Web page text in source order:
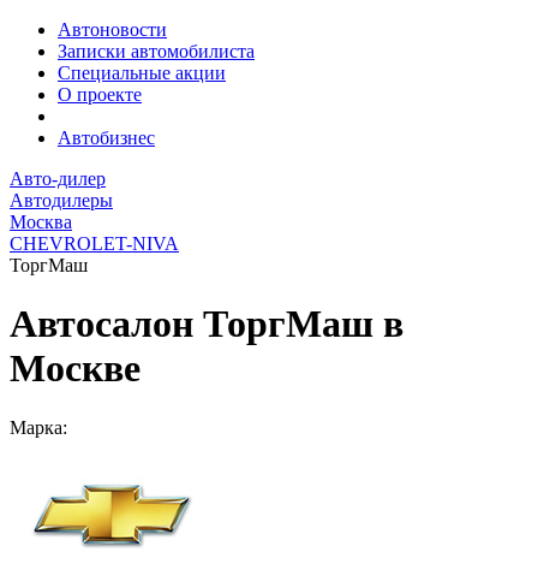
Автоновости
Записки автомобилиста
Специальные акции
О проекте
Автобизнес
Авто-дилер
Автодилеры
Москва
CHEVROLET-NIVA
ТоргМаш
Автосалон ТоргМаш в
Москве
Марка: